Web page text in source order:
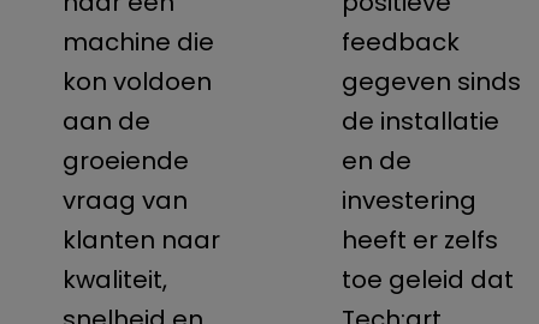
machine die
kon voldoen
aan de
groeiende
vraag van
klanten naar
kwaliteit,
feedback
gegeven sinds
de installatie
en de
investering
heeft er zelfs
toe geleid dat